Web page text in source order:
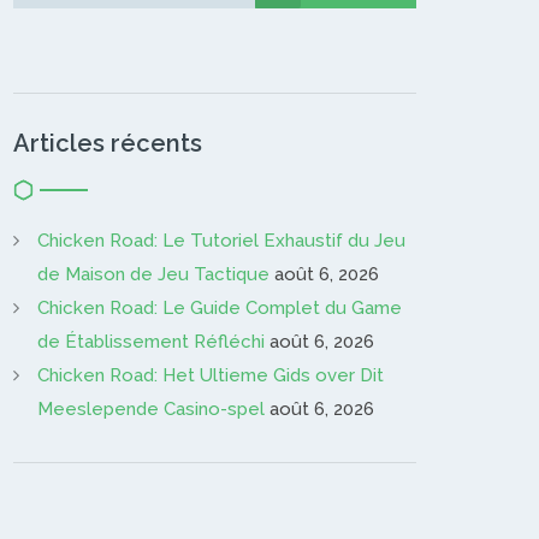
Articles récents
Chicken Road: Le Tutoriel Exhaustif du Jeu
de Maison de Jeu Tactique août 6, 2026
Chicken Road: Le Guide Complet du Game
de Établissement Réfléchi août 6, 2026
Chicken Road: Het Ultieme Gids over Dit
Meeslepende Casino-spel août 6, 2026